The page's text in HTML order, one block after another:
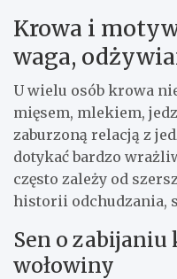
Krowa i
waga,
U wielu osób krowa
mięsem, mlekiem,
zaburzoną relacją z
dotykać bardzo
często zależy od
historii odchudzania,
Sen o
wołowiny